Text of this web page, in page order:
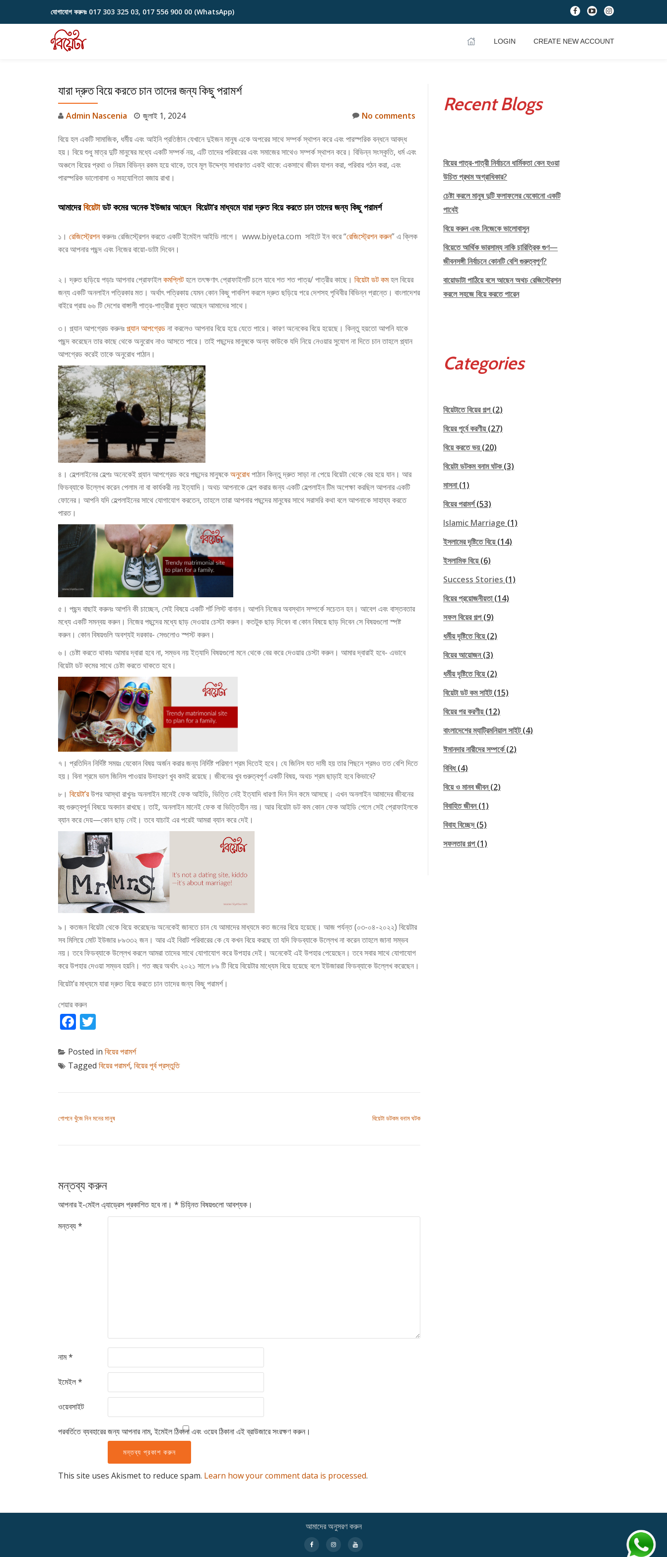
Skip
যোগাযোগ করুনঃ 017 303 325 03, 017 556 900 00 (WhatsApp)
fa-
facebook
fa-
youtube-
play
fa-
instagram
LOGIN CREATE NEW ACCOUNT
যারা দ্রুত বিয়ে করতে চান তাদের জন্য কিছু পরামর্শ
Admin Nascenia জুলাই 1, 2024 No comments
বিয়ে হল একটি সামাজিক, ধর্মীয় এবং আইনি প্রতিষ্ঠান যেখানে দুইজন মানুষ একে অপরের সাথে সম্পর্ক স্থাপন করে এবং পারস্পরিক বন্ধনে আবদ্ধ
হয়। বিয়ে শুধু মাত্র দুটি মানুষের মধ্যে একটি সম্পর্ক নয়, এটি তাদের পরিবারের এবং সমাজের সাথেও সম্পর্ক স্থাপন করে। বিভিন্ন সংস্কৃতি, ধর্ম এবং
অঞ্চলে বিয়ের প্রথা ও নিয়ম বিভিন্ন রকম হয়ে থাকে, তবে মূল উদ্দেশ্য সাধারণত একই থাকে: একসাথে জীবন যাপন করা, পরিবার গঠন করা, এবং
পারস্পরিক ভালোবাসা ও সহযোগিতা বজায় রাখা।
আমাদেরবিয়েটাডট কমের অনেক ইউজার আছেন বিয়েটা’র মাধ্যমে যারা দ্রুত বিয়ে করতে চান তাদের জন্য কিছু পরামর্শ
১। রেজিস্ট্রেশনকরুনঃরেজিস্ট্রেশন করতে একটি ইমেইল আইডি লাগে। www.biyeta.com সাইটে ইন করে “রেজিস্ট্রেশন করুন” এ ক্লিক
করে আপনার পছন্দ এবং নিজের বায়ো-ডাটা দিবেন।
২। দ্রুত ছড়িয়ে পড়াঃআপনার প্রোফাইলকমপ্লিটহলে তৎক্ষণাৎ প্রোফাইলটি চলে যাবে শত শত পাত্র/ পাত্রীর কাছে। বিয়েটা ডট কমহল বিয়ের
জন্য একটি অনলাইন পত্রিকার মত। অর্থাৎ পত্রিকায় যেমন কোন কিছু পাবলিশ করলে দ্রুত ছড়িয়ে পরে দেশসহ পৃথিবীর বিভিন্ন প্রান্তে। বাংলাদেশর
বাইরে প্রায় ৬৬ টি দেশের বাঙ্গালী পাত্র-পাত্রীরা যুক্ত আছেন আমাদের সাথে।
৩। প্ল্যান আপগ্রেড করুনঃপ্ল্যান আপগ্রেডনা করলেও আপনার বিয়ে হয়ে যেতে পারে। কারণ অনেকের বিয়ে হয়েছে। কিন্তু হয়তো আপনি যাকে
পছন্দ করেছেন তার কাছে থেকে অনুরোধ নাও আসতে পারে। তাই পছন্দের মানুষকে অন্য কাউকে যদি নিয়ে নেওয়ার সুযোগ না দিতে চান তাহলে প্ল্যান
আপগ্রেড করেই তাকে অনুরোধ পাঠান।
৪। হেল্পলাইনের হেল্পঃঅনেকেই প্ল্যান আপগ্রেড করে পছন্দের মানুষকেঅনুরোধপাঠান কিন্তু দ্রুত সাড়া না পেয়ে বিয়েটা থেকে বের হয়ে যান। আর
ফিডব্যাকে উল্লেখ করেন পেলাম না বা কার্যকরী নয় ইত্যাদি। অথচ আপনাকে হেল্প করার জন্য একটি হেল্পলাইন টিম অপেক্ষা করছিল আপনার একটি
ফোনের। আপনি যদি হেল্পলাইনের সাথে যোগাযোগ করতেন, তাহলে তারা আপনার পছন্দের মানুষের সাথে সরাসরি কথা বলে আপনাকে সাহায্য করতে
পারত।
৫। পছন্দ বাছাই করুনঃআপনি কী চাচ্ছেন, সেই বিষয়ে একটি শর্ট লিস্ট বানান। আপনি নিজের অবস্থান সম্পর্কে সচেতন হন। আবেগ এবং বাস্তবতার
মধ্যে একটি সমন্বয় করুন। নিজের পছন্দের মধ্যে ছাড় দেওয়ার চেস্টা করুন। কতটুক ছাড় দিবেন বা কোন বিষয়ে ছাড় দিবেন সে বিষয়গুলো স্পষ্ট
করুন। কোন বিষয়গুলি অবশ্যই দরকার- সেগুলোও স্পস্ট করুন।
৬। চেষ্টা করতে থাকাঃ আমার দ্বারা হবে না, সম্ভব নয় ইত্যাদি বিষয়গুলো মনে থেকে বের করে দেওয়ার চেস্টা করুন। আমার দ্বারাই হবে- এভাবে
বিয়েটা ডট কমের সাথে চেষ্টা করতে থাকতে হবে।
৭। প্রতিদিন নির্দিষ্ট সময়ঃযেকোন বিষয় অর্জন করার জন্য নির্দিষ্ট পরিমাণ শ্রম দিতেই হবে। যে জিনিস যত দামী হয় তার পিছনে শ্রমও তত বেশি দিতে
হয়। বিনা শ্রমে ভাল জিনিস পাওয়ার উদাহরণ খুব কমই রয়েছে। জীবনের খুব গুরুত্বপূর্ণ একটি বিষয়, অথচ শ্রম ছাড়াই হবে কিভাবে?
৮। বিয়েটা’রউপর আস্থা রাখুনঃঅনলাইন মানেই ফেক আইডি, ভিত্তি নেই ইত্যাদি ধারণা দিন দিন কমে আসছে। এখন অনলাইন আমাদের জীবনের
বহু গুরুত্বপুর্ন বিষয়ে অবদান রাখছে। তাই, অনলাইন মানেই ফেক বা ভিত্তিহীন নয়। আর বিয়েটা ডট কম কোন ফেক আইডি পেলে সেই প্রোফাইলকে
ব্যান করে দেয়—কোন ছাড় নেই। তবে যাচাই এর পরেই আমরা ব্যান করেদেই।
৯। কতজন বিয়েটা থেকে বিয়ে করেছেনঃঅনেকেই জানতে চান যে আমাদের মাধ্যমে কত জনের বিয়ে হয়েছে। আজ পর্যন্ত (০৩-০৪-২০২২) বিয়েটার
সব মিলিয়ে মোট ইউজার ৮৯৩৩২ জন। আর এই বিরাট পরিবারের কে যে কখন বিয়ে করছে তা যদি ফিডব্যাকে উল্লেখ না করেন তাহলে জানা সম্ভব
নয়। তবে ফিডব্যাকে উল্লেখ করলে আমরা তাদের সাথে যোগাযোগ করে উপহার দেই। অনেকেই এই উপহার পেয়েছেন। তবে সবার সাথে যোগাযোগ
করে উপহার দেওয়া সম্ভব হয়নি। গত বছর অর্থাৎ ২০২১ সালে ৮৯ টি বিয়ে বিয়েটার মাধ্যেম বিয়ে হয়েছে বলে ইউজাররা ফিডব্যাকে উল্লেখ করেছেন।
বিয়েটা’র মাধ্যমে যারা দ্রুত বিয়ে করতে চান তাদের জন্য কিছু পরামর্শ।
শেয়ার করুন
Facebook
Posted in বিয়ের পরামর্শ
Tagged বিয়ের পরামর্শ, বিয়ের পূর্ব প্রস্তুতি
গোপনে খুঁজে নিন মনের মানুষ বিয়েটা ডটকম বনাম ঘটক
মন্তব্য করুন
আপনার ই-মেইল এ্যাড্রেস প্রকাশিত হবে না। * চিহ্নিত বিষয়গুলো আবশ্যক।
মন্তব্য*
নাম*
ইমেইল*
ওয়েবসাইট
পরবর্তিতে ব্যবহারের জন্য আপনার নাম, ইমেইল ঠিকানা এবং ওয়েব ঠিকানা এই ব্রাউজারে সংরক্ষণ করুন।
This site uses Akismet to reduce spam. Learn how your comment data is processed.
Recent Blogs
বিয়ের পাত্র-পাত্রী নির্বাচনে ধার্মিকতা কেন হওয়া
উচিত প্রথম অগ্রাধিকার?
চেষ্টা করলে মানুষ দুটি ফলাফলের যেকোনো একটি
পাবেই
বিয়ে করুন এবং নিজেকে ভালোবাসুন
বিয়েতে আর্থিক ভারসাম্য নাকি চারিত্রিক গুণ—
জীবনসঙ্গী নির্বাচনে কোনটি বেশি গুরুত্বপূর্ণ?
বায়োডাটা পাঠিয়ে বসে আছেন অথচ রেজিস্ট্রেশন
করলে সহজে বিয়ে করতে পারেন
Categories
বিয়েটাতে বিয়ের গল্প(2)
বিয়ের পূর্বে করণীয়(27)
বিয়ে করতে ভয়(20)
বিয়েটা ডটকম বনাম ঘটক(3)
মাসনা(1)
বিয়ের পরামর্শ(53)
Islamic Marriage (1)
ইসলামের দৃষ্টিতে বিয়ে(14)
ইসলামিক বিয়ে(6)
Success Stories (1)
বিয়ের প্রয়োজনীয়তা(14)
সফল বিয়ের গল্প(9)
ধর্মীয় দৃষ্টিতে বিয়ে(2)
বিয়ের আয়োজন(3)
ধর্মীয় দৃষ্টিতে বিয়ে(2)
বিয়েটা ডট কম সাইট(15)
বিয়ের পর করণীয়(12)
বাংলাদেশের ম্যাট্রিমনিয়াল সাইট(4)
ঈমানদার নারীদের সম্পর্কে(2)
বিবিধ(4)
বিয়ে ও মানব জীবন(2)
বিবাহিত জীবন(1)
বিবাহ বিচ্ছেদ(5)
সফলতার গল্প(1)
আমাদের অনুসরণ করুন
fa-
fa-
fa-